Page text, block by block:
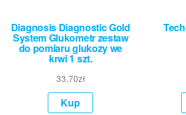
Diagnosis Diagnostic Gold
System Glukometr zestaw
do pomiaru glukozy we
krwi 1 szt.
33,70zł
Kup